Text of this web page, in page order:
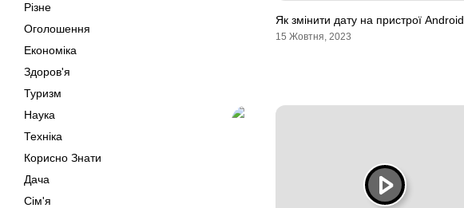
Різне
Оголошення
Економіка
Здоров'я
Туризм
Наука
Техніка
Корисно Знати
Дача
Сім'я
Як змінити дату на пристрої Android
15 Жовтня, 2023